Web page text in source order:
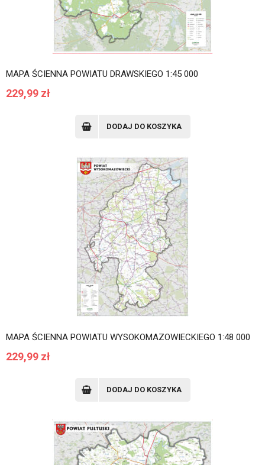
MAPA ŚCIENNA POWIATU DRAWSKIEGO 1:45 000
229,99 zł
DODAJ DO KOSZYKA
MAPA ŚCIENNA POWIATU WYSOKOMAZOWIECKIEGO 1:48 000
229,99 zł
DODAJ DO KOSZYKA